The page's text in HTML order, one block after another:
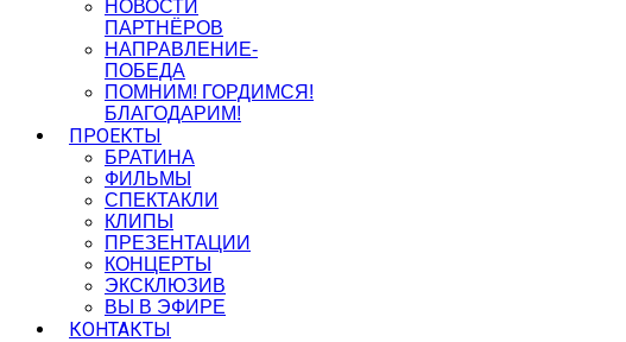
НОВОСТИ
ПАРТНЁРОВ
НАПРАВЛЕНИЕ-
ПОБЕДА
ПОМНИМ! ГОРДИМСЯ!
БЛАГОДАРИМ!
ПРОЕКТЫ
БРАТИНА
ФИЛЬМЫ
СПЕКТАКЛИ
КЛИПЫ
ПРЕЗЕНТАЦИИ
КОНЦЕРТЫ
ЭКСКЛЮЗИВ
ВЫ В ЭФИРЕ
КОНТАКТЫ